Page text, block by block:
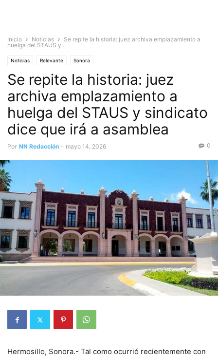
Inicio Noticias
Se repite la historia: juez archiva emplazamiento a
huelga del STAUS y...
Noticias Relevante Sonora
Se repite la historia: juez
archiva emplazamiento a
huelga del STAUS y sindicato
dice que irá a asamblea
Por NN Redacción - mayo 14, 2026 0
Hermosillo, Sonora.- Tal como ocurrió recientemente con